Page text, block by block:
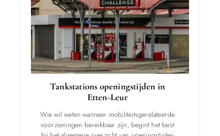
Tankstations openingstijden in
Etten-Leur
Wie wil weten wanneer mobiliteitsgerelateerde
voorzieningen bereikbaar zijn, begint het best